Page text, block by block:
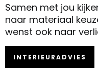
Samen met jou
naar materiaal
wenst ook naar
INTERIEURADVIES